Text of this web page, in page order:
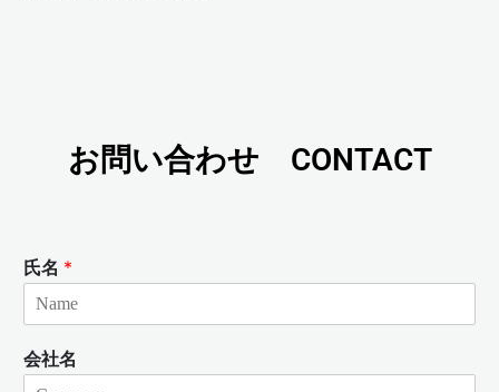
お問い合わせ CONTACT
氏名 *
会社名